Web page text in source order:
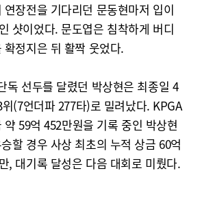
장전을 기다리던 문동현마저 입이
샷이었다. 문도엽은 침착하게 버디
정지은 뒤 활짝 웃었다.
독 선두를 달렸던 박상현은 최종일 4
(7언더파 277타)로 밀려났다. KPGA
59억 452만원을 기록 중인 박상현
할 경우 사상 최초의 누적 상금 60억
, 대기록 달성은 다음 대회로 미뤘다.